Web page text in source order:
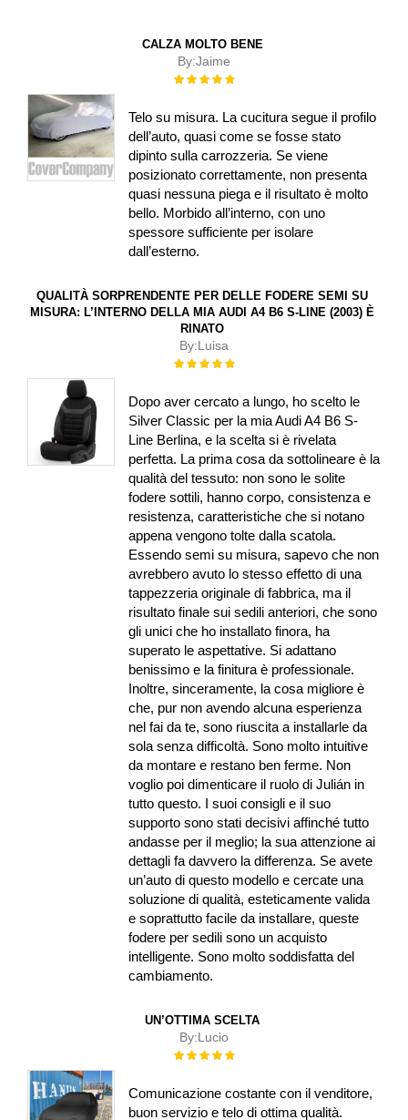
CALZA MOLTO BENE
By:Jaime
Rating:
Telo su misura. La cucitura segue il profilo
dell’auto, quasi come se fosse stato
dipinto sulla carrozzeria. Se viene
posizionato correttamente, non presenta
quasi nessuna piega e il risultato è molto
bello. Morbido all’interno, con uno
spessore sufficiente per isolare
dall’esterno.
QUALITÀ SORPRENDENTE PER DELLE FODERE SEMI SU
MISURA: L’INTERNO DELLA MIA AUDI A4 B6 S-LINE (2003) È
RINATO
By:Luisa
Rating:
Dopo aver cercato a lungo, ho scelto le
Silver Classic per la mia Audi A4 B6 S-
Line Berlina, e la scelta si è rivelata
perfetta. La prima cosa da sottolineare è la
qualità del tessuto: non sono le solite
fodere sottili, hanno corpo, consistenza e
resistenza, caratteristiche che si notano
appena vengono tolte dalla scatola.
Essendo semi su misura, sapevo che non
avrebbero avuto lo stesso effetto di una
tappezzeria originale di fabbrica, ma il
risultato finale sui sedili anteriori, che sono
gli unici che ho installato finora, ha
superato le aspettative. Si adattano
benissimo e la finitura è professionale.
Inoltre, sinceramente, la cosa migliore è
che, pur non avendo alcuna esperienza
nel fai da te, sono riuscita a installarle da
sola senza difficoltà. Sono molto intuitive
da montare e restano ben ferme. Non
voglio poi dimenticare il ruolo di Julián in
tutto questo. I suoi consigli e il suo
supporto sono stati decisivi affinché tutto
andasse per il meglio; la sua attenzione ai
dettagli fa davvero la differenza. Se avete
un’auto di questo modello e cercate una
soluzione di qualità, esteticamente valida
e soprattutto facile da installare, queste
fodere per sedili sono un acquisto
intelligente. Sono molto soddisfatta del
cambiamento.
UN’OTTIMA SCELTA
By:Lucio
Rating:
Comunicazione costante con il venditore,
buon servizio e telo di ottima qualità.